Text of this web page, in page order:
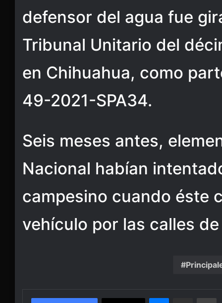
defensor del agua fue
Tribunal Unitario del
en Chihuahua, como
49-2021-SPA34.
Seis meses antes,
Nacional habían
campesino cuando éste
vehículo por las calles
Messenger
Share via Email